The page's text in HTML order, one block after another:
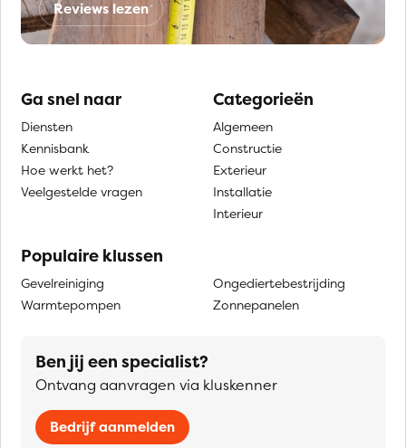
Reviews lezen
Ga snel naar
Diensten
Kennisbank
Hoe werkt het?
Veelgestelde vragen
Categorieën
Algemeen
Constructie
Exterieur
Installatie
Interieur
Populaire klussen
Gevelreiniging
Warmtepompen
Ongediertebestrijding
Zonnepanelen
Ben jij een specialist?
Ontvang aanvragen via kluskenner
Bedrijf aanmelden